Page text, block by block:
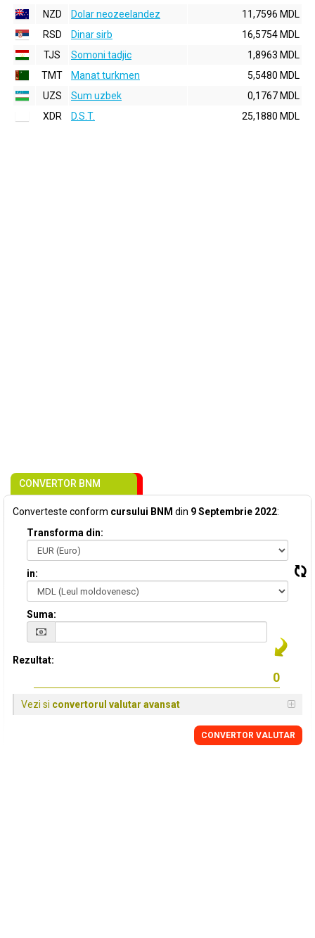
NZD
Dolar neozeelandez
11,7596 MDL
RSD
Dinar sirb
16,5754 MDL
TJS
Somoni tadjic
1,8963 MDL
TMT
Manat turkmen
5,5480 MDL
UZS
Sum uzbek
0,1767 MDL
XDR
D.S.T. 25,1880 MDL
CONVERTOR BNM
Converteste conform cursului BNM din 9 Septembrie 2022:
Transforma din:
in:
Suma:
Rezultat:
Vezi si convertorul valutar avansat
CONVERTOR VALUTAR